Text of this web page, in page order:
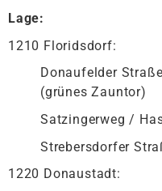
Lage:
1210 Floridsdorf:
Donaufelder
(grünes Zauntor)
Satzingerweg /
Strebersdorfer
1220 Donaustadt: